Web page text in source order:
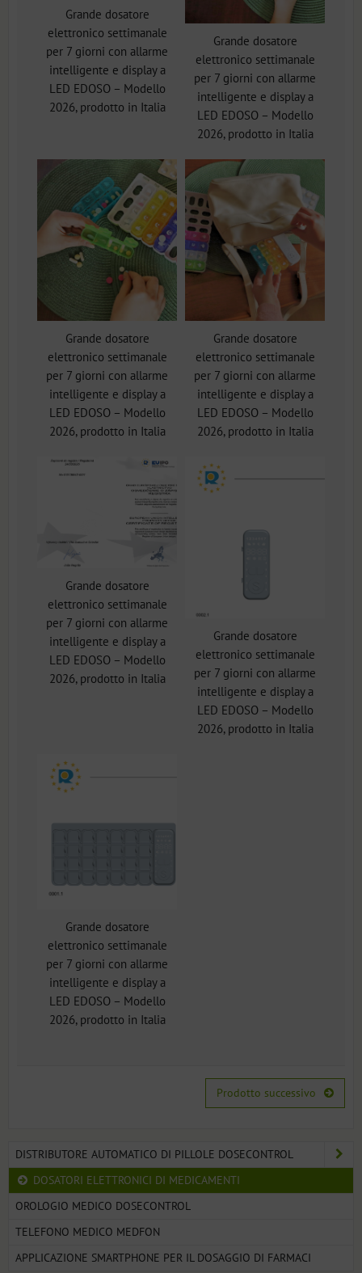
Grande dosatore
elettronico settimanale
per 7 giorni con allarme
intelligente e display a
LED EDOSO – Modello
2026, prodotto in Italia
Grande dosatore
elettronico settimanale
per 7 giorni con allarme
intelligente e display a
LED EDOSO – Modello
2026, prodotto in Italia
Grande dosatore
elettronico settimanale
per 7 giorni con allarme
intelligente e display a
LED EDOSO – Modello
2026, prodotto in Italia
Grande dosatore
elettronico settimanale
per 7 giorni con allarme
intelligente e display a
LED EDOSO – Modello
2026, prodotto in Italia
Grande dosatore
elettronico settimanale
per 7 giorni con allarme
intelligente e display a
LED EDOSO – Modello
2026, prodotto in Italia
Grande dosatore
elettronico settimanale
per 7 giorni con allarme
intelligente e display a
LED EDOSO – Modello
2026, prodotto in Italia
Grande dosatore
elettronico settimanale
per 7 giorni con allarme
intelligente e display a
LED EDOSO – Modello
2026, prodotto in Italia
Prodotto successivo
DISTRIBUTORE AUTOMATICO DI PILLOLE DOSECONTROL
DOSATORI ELETTRONICI DI MEDICAMENTI
OROLOGIO MEDICO DOSECONTROL
TELEFONO MEDICO MEDFON
APPLICAZIONE SMARTPHONE PER IL DOSAGGIO DI FARMACI